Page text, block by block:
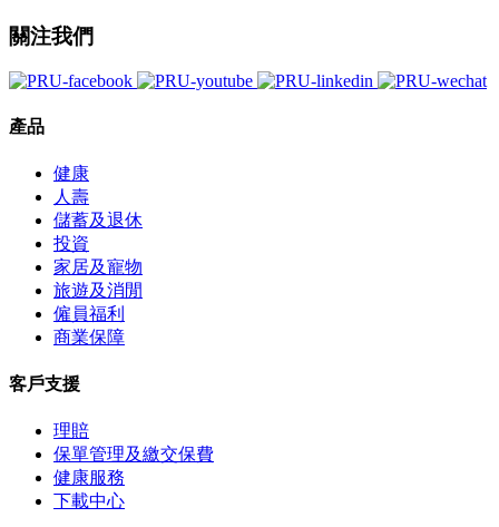
關注我們
產品
健康
人壽
儲蓄及退休
投資
家居及寵物
旅遊及消閒
僱員福利
商業保障
客戶支援
理賠
保單管理及繳交保費
健康服務
下載中心